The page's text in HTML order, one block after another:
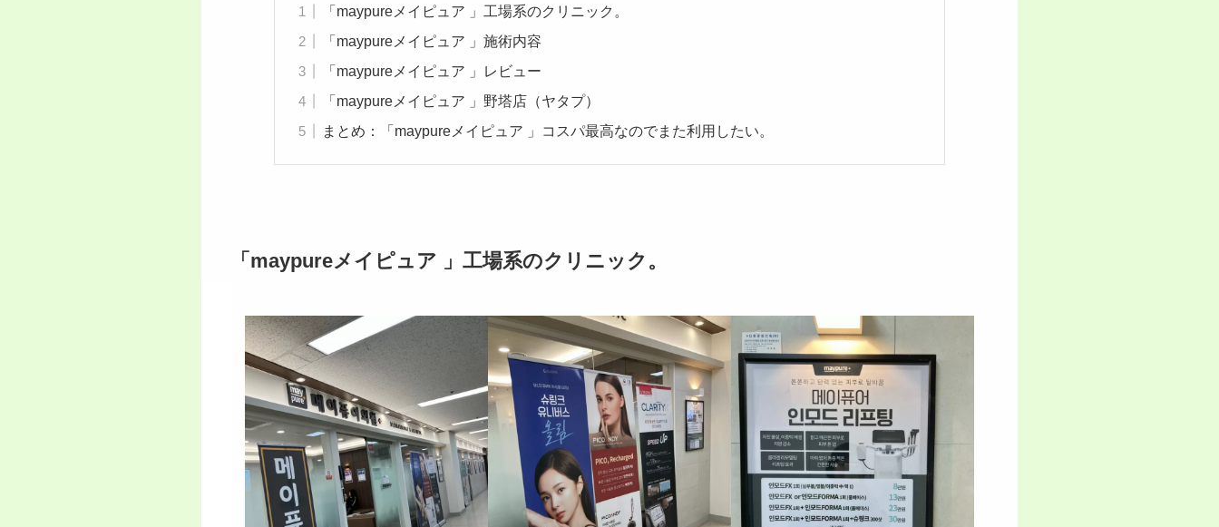
「maypureメイピュア 」工場系のクリニック。
「maypureメイピュア 」施術内容
「maypureメイピュア 」レビュー
「maypureメイピュア 」野塔店（ヤタプ）
まとめ：「maypureメイピュア 」コスパ最高なのでまた利用したい。
「maypureメイピュア 」工場系のクリニック。